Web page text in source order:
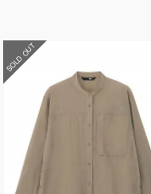
SOLD OUT